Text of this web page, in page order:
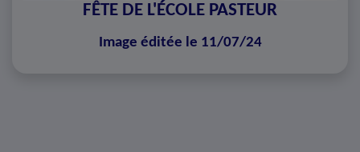
FÊTE DE L'ÉCOLE PASTEUR
Image éditée le 11/07/24